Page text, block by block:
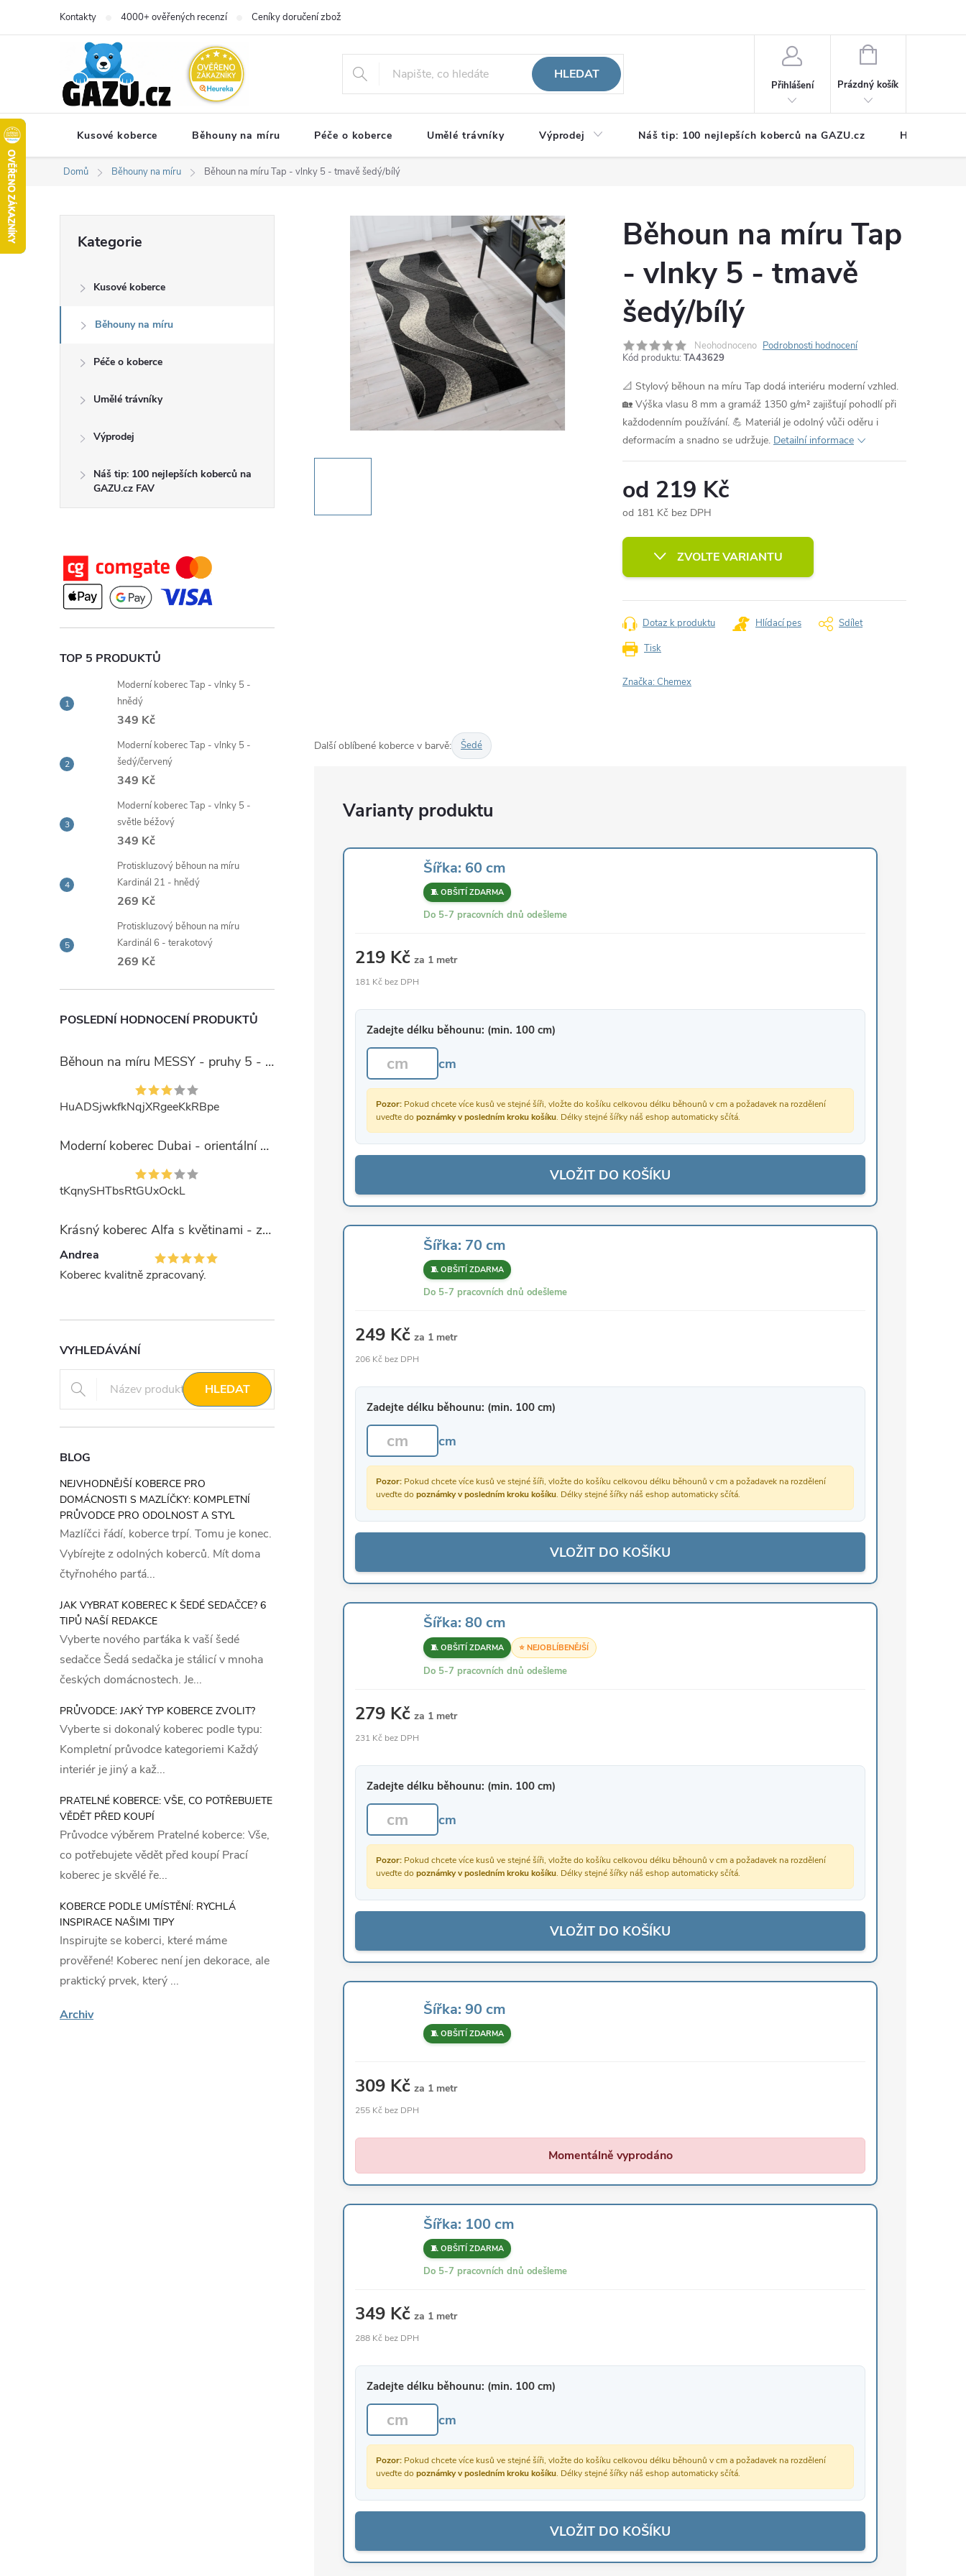
Kontakty 4000+ ověřených recenzí Ceníky doručení zboží
HLEDAT
Přihlášení
NÁKUPNÍ
Prázdný košík
Kusové koberce Běhouny na míru Péče o koberce Umělé trávníky Výprodej Náš tip: 100 nejlepších koberců na GAZU.cz Hodnocení
Domů Běhouny na míru Běhoun na míru Tap - vlnky 5 - tmavě šedý/bílý
s
t
í
p
a
n
e
l
kategorie
Kategorie
Kusové koberce
Běhouny na míru
Péče o koberce
Umělé trávníky
Výprodej
Náš tip: 100 nejlepších koberců na
GAZU.cz FAV
TOP 5 PRODUKTŮ
Moderní koberec Tap - vlnky 5 -
hnědý
349 Kč
Moderní koberec Tap - vlnky 5 -
šedý/červený
349 Kč
Moderní koberec Tap - vlnky 5 -
světle béžový
349 Kč
Protiskluzový běhoun na míru
Kardinál 21 - hnědý
269 Kč
Protiskluzový běhoun na míru
Kardinál 6 - terakotový
269 Kč
POSLEDNÍ HODNOCENÍ PRODUKTŮ
Běhoun na míru MESSY - pruhy 5 - béžový
HuADSjwkfkNqjXRgeeKkRBpe
Moderní koberec Dubai - orientální 6 - červený
tKqnySHTbsRtGUxOckL
Krásný koberec Alfa s květinami - zelený
Andrea
Koberec kvalitně zpracovaný.
VYHLEDÁVÁNÍ
HLEDAT
BLOG
NEJVHODNĚJŠÍ KOBERCE PRO
DOMÁCNOSTI S MAZLÍČKY: KOMPLETNÍ
PRŮVODCE PRO ODOLNOST A STYL
Mazlíčci řádí, koberce trpí. Tomu je konec.
Vybírejte z odolných koberců. Mít doma
čtyřnohého parťá...
JAK VYBRAT KOBEREC K ŠEDÉ SEDAČCE? 6
TIPŮ NAŠÍ REDAKCE
Vyberte nového parťáka k vaší šedé
sedačce Šedá sedačka je stálicí v mnoha
českých domácnostech. Je...
PRŮVODCE: JAKÝ TYP KOBERCE ZVOLIT?
Vyberte si dokonalý koberec podle typu:
Kompletní průvodce kategoriemi Každý
interiér je jiný a kaž...
PRATELNÉ KOBERCE: VŠE, CO POTŘEBUJETE
VĚDĚT PŘED KOUPÍ
Průvodce výběrem Pratelné koberce: Vše,
co potřebujete vědět před koupí Prací
koberec je skvělé ře...
KOBERCE PODLE UMÍSTĚNÍ: RYCHLÁ
INSPIRACE NAŠIMI TIPY
Inspirujte se koberci, které máme
prověřené! Koberec není jen dekorace, ale
praktický prvek, který ...
Archiv
Běhoun na míru Tap
- vlnky 5 - tmavě
šedý/bílý
Neohodnoceno Podrobnosti hodnocení
Kód produktu: TA43629
📐 Stylový běhoun na míru Tap dodá interiéru moderní vzhled.
🏡 Výška vlasu 8 mm a gramáž 1350 g/m² zajišťují pohodlí při
každodenním používání. 💪 Materiál je odolný vůči oděru i
deformacím a snadno se udržuje. Detailní informace
od 219 Kč
od 181 Kč bez DPH
cena:
ZVOLTE VARIANTU
Tisk
Dotaz k produktu Hlídací pes Sdílet
Značka:Chemex
Další oblíbené koberce v barvě: Šedé
Šířka: 60 cm
🧵 OBŠITÍ ZDARMA
Do 5-7 pracovních dnů odešleme
219 Kč za 1 metr
181 Kč bez DPH
Zadejte délku běhounu: (min. 100 cm)
cm
Pozor: Pokud chcete více kusů ve stejné šíři, vložte do košíku celkovou délku běhounů v cm a požadavek na rozdělení
uveďte do poznámky v posledním kroku košíku. Délky stejné šířky náš eshop automaticky sčítá.
VLOŽIT DO KOŠÍKU
Šířka: 70 cm
🧵 OBŠITÍ ZDARMA
Do 5-7 pracovních dnů odešleme
249 Kč za 1 metr
206 Kč bez DPH
Zadejte délku běhounu: (min. 100 cm)
cm
Pozor: Pokud chcete více kusů ve stejné šíři, vložte do košíku celkovou délku běhounů v cm a požadavek na rozdělení
uveďte do poznámky v posledním kroku košíku. Délky stejné šířky náš eshop automaticky sčítá.
VLOŽIT DO KOŠÍKU
Šířka: 80 cm
🧵 OBŠITÍ ZDARMA ⭐ NEJOBLÍBENĚJŠÍ
Do 5-7 pracovních dnů odešleme
279 Kč za 1 metr
231 Kč bez DPH
Zadejte délku běhounu: (min. 100 cm)
cm
Pozor: Pokud chcete více kusů ve stejné šíři, vložte do košíku celkovou délku běhounů v cm a požadavek na rozdělení
uveďte do poznámky v posledním kroku košíku. Délky stejné šířky náš eshop automaticky sčítá.
VLOŽIT DO KOŠÍKU
Šířka: 90 cm
🧵 OBŠITÍ ZDARMA
309 Kč za 1 metr
255 Kč bez DPH
Momentálně vyprodáno
Šířka: 100 cm
🧵 OBŠITÍ ZDARMA
Do 5-7 pracovních dnů odešleme
349 Kč za 1 metr
288 Kč bez DPH
Zadejte délku běhounu: (min. 100 cm)
cm
Pozor: Pokud chcete více kusů ve stejné šíři, vložte do košíku celkovou délku běhounů v cm a požadavek na rozdělení
uveďte do poznámky v posledním kroku košíku. Délky stejné šířky náš eshop automaticky sčítá.
VLOŽIT DO KOŠÍKU